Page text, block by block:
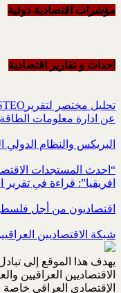
مؤشرات اقتصادية دولية
احداث و تقاریر اقتصادیة
عن ادارة معلومات الطاقة
البريكس والنظام الدولي
“احدث المستجدات
افريقيا”: قراءة في
اقتصاديون من أجل
شبكة الاقتصاديين
يهدف هذا الموقع إلى
الاقتصاديين العراقيين
الإقتصادي العراقي خاصة